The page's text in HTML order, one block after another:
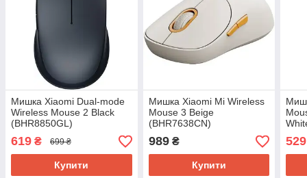
Мишка Xiaomi Dual-mode
Wireless Mouse 2 Black
(BHR8850GL)
619 ₴ 699 ₴
Купити
Мишка Xiaomi Mi Wireless
Mouse 3 Beige
(BHR7638CN)
989₴
Купити
529